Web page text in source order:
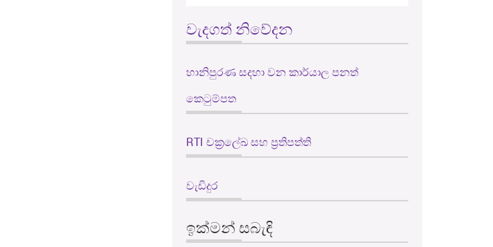
වැදගත් නිවේදන
හානිපුරණ සදහා වන කාර්යාල පනත්
කෙටුම්පත
RTI චක්‍රලේඛ සහ ප්‍රතිපත්ති
වැඩිදුර
ඉක්මන් සබැඳි